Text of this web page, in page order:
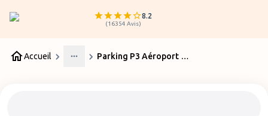
8.2
(16354 Avis)
Accueil
More
Parking P3 Aéroport Nantes